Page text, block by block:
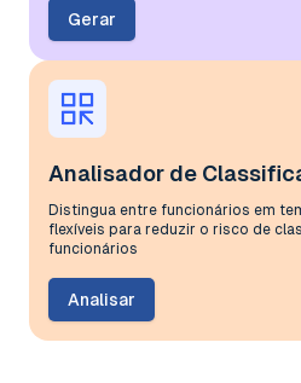
Gerar
Analisador de
Distingua entre funcionários em
flexíveis para reduzir o risco de
funcionários
Analisar